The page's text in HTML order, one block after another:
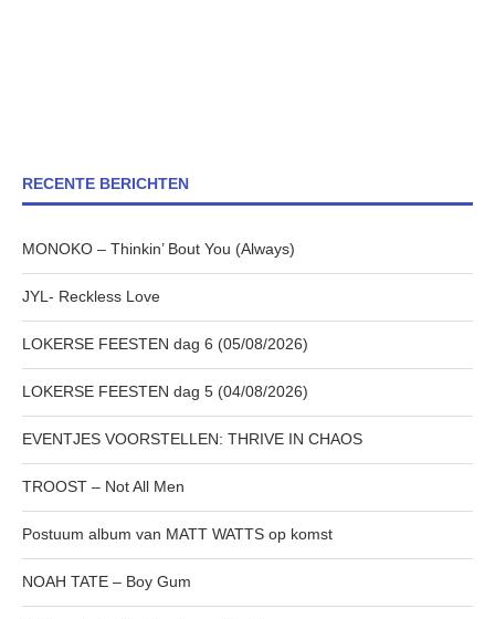
RECENTE BERICHTEN
MONOKO – Thinkin’ Bout You (Always)
JYL- Reckless Love
LOKERSE FEESTEN dag 6 (05/08/2026)
LOKERSE FEESTEN dag 5 (04/08/2026)
EVENTJES VOORSTELLEN: THRIVE IN CHAOS
TROOST – Not All Men
Postuum album van MATT WATTS op komst
NOAH TATE – Boy Gum